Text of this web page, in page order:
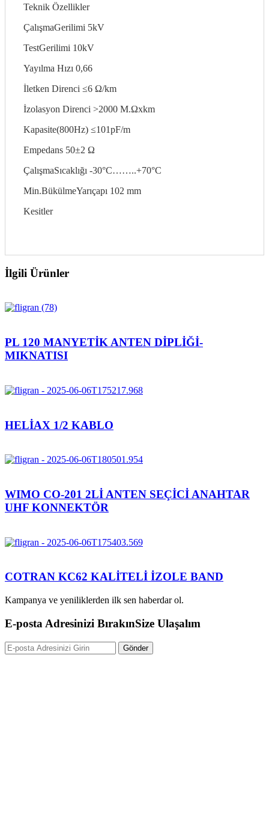
Teknik Özellikler
ÇalışmaGerilimi 5kV
TestGerilimi 10kV
Yayılma Hızı 0,66
İletken Direnci ≤6 Ω/km
İzolasyon Direnci >2000 M.Ωxkm
Kapasite(800Hz) ≤101pF/m
Empedans 50±2 Ω
ÇalışmaSıcaklığı -30°C……..+70°C
Min.BükülmeYarıçapı 102 mm
Kesitler
İlgili Ürünler
PL 120 MANYETİK ANTEN DİPLİĞİ-
MIKNATISI
HELİAX 1/2 KABLO
WIMO CO-201 2Lİ ANTEN SEÇİCİ ANAHTAR
UHF KONNEKTÖR
COTRAN KC62 KALİTELİ İZOLE BAND
Kampanya ve yeniliklerden ilk sen haberdar ol.
E-posta Adresinizi BırakınSize Ulaşalım